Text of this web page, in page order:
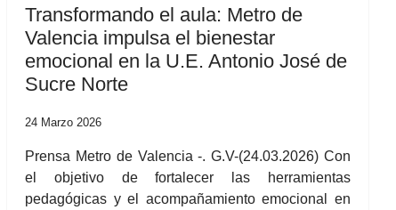
Transformando el aula: Metro de
Valencia impulsa el bienestar
emocional en la U.E. Antonio José de
Sucre Norte
24 Marzo 2026
Prensa Metro de Valencia -. G.V-(24.03.2026) Con
el objetivo de fortalecer las herramientas
pedagógicas y el acompañamiento emocional en